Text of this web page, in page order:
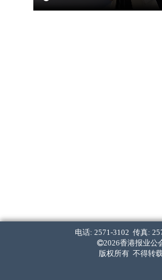
电话: 2571-3102 传真:
2026香港报业公
版权所有 不得转